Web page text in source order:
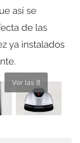
así se
de las
ya instalados
Ver las 8